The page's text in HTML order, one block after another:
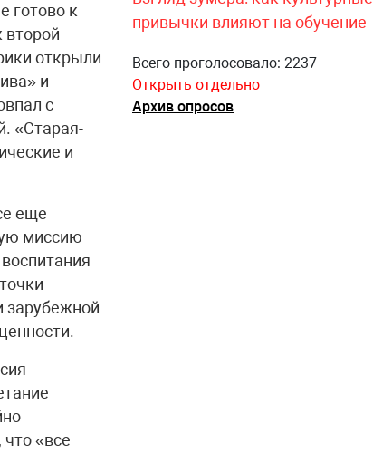
готово к
второй
открыли
и
с
«Старая-
и
еще
миссию
зарубежной
«все
привычки влияют на обучение
Всего проголосовало: 2237
Открыть отдельно
Архив опросов